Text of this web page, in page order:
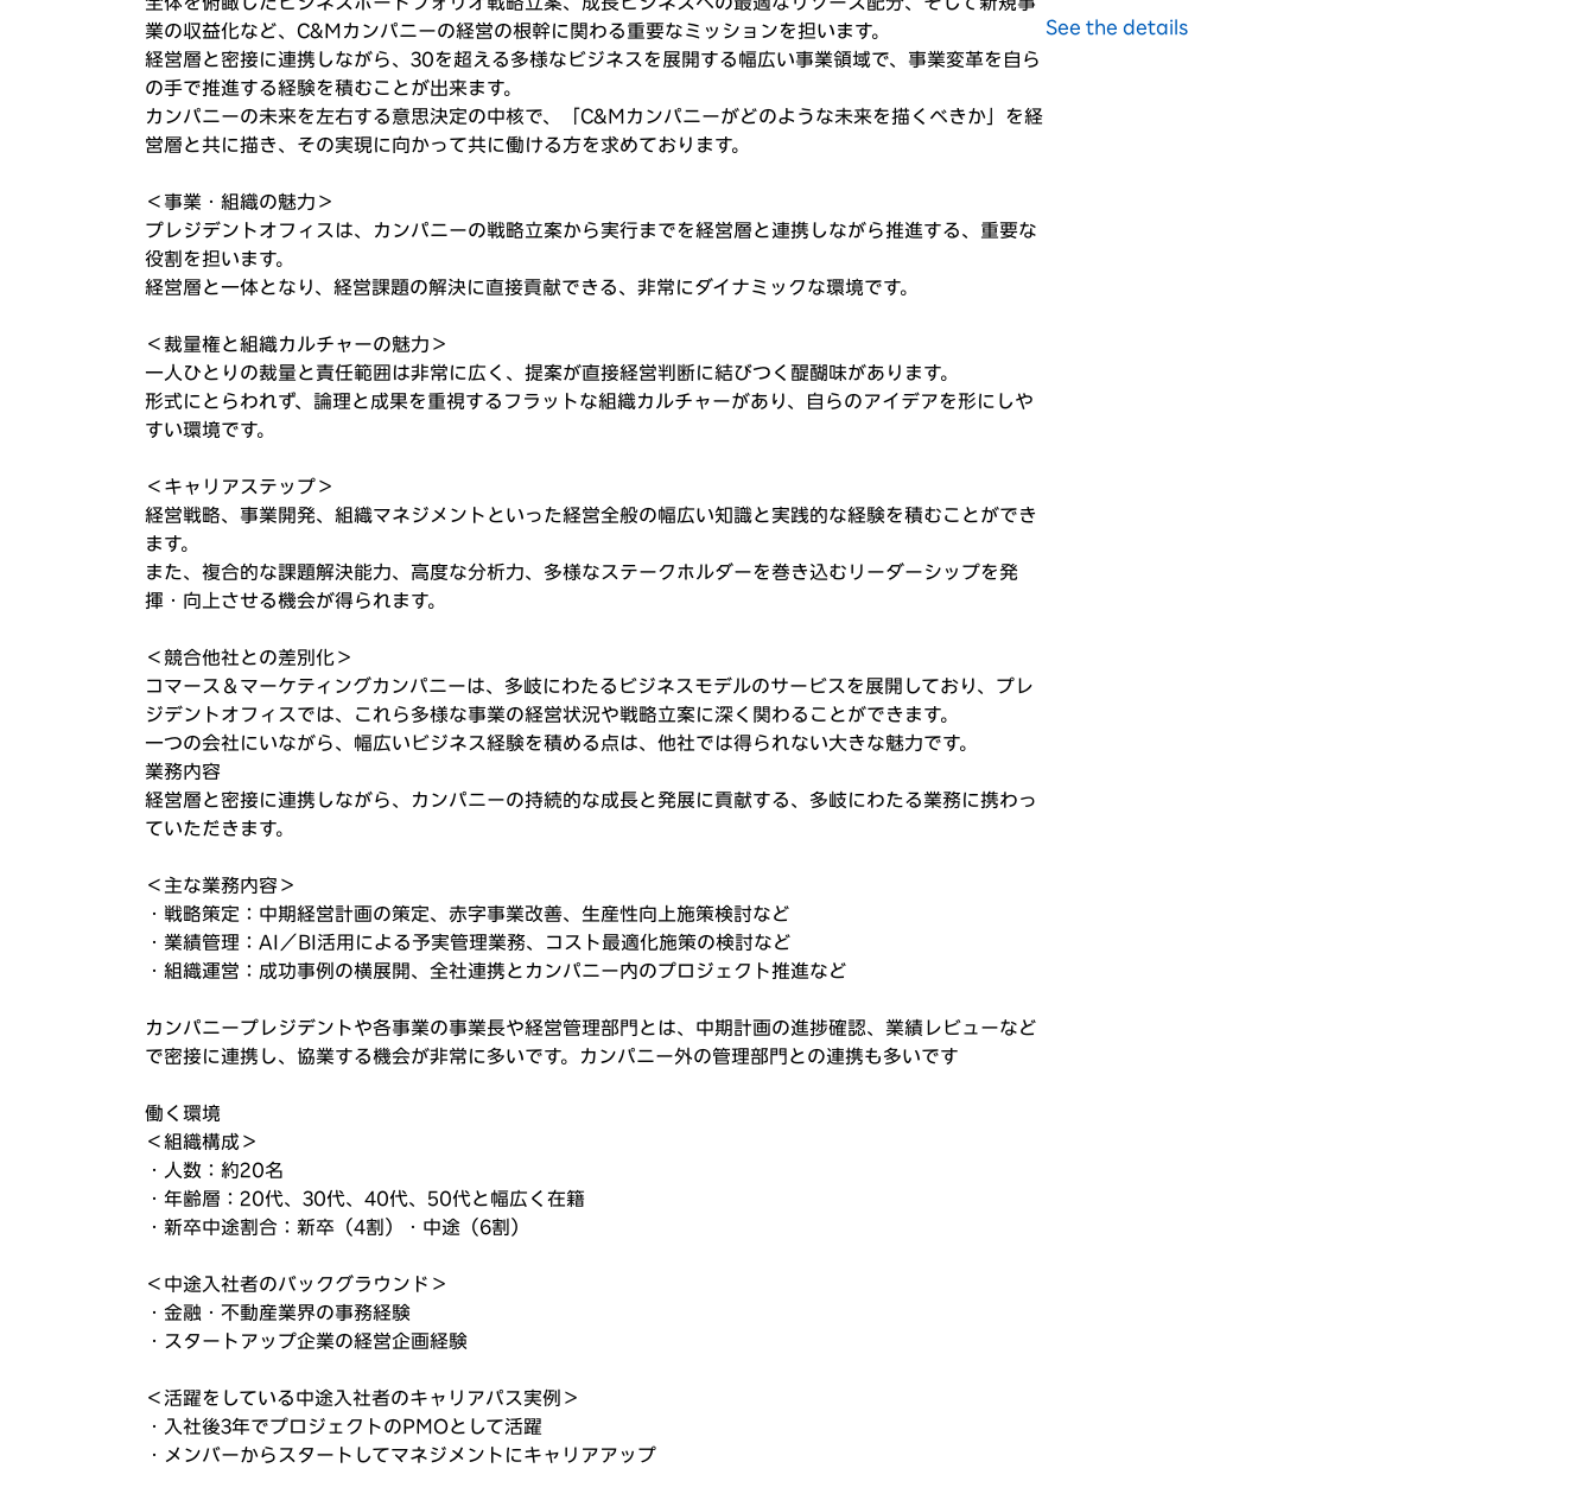
業の収益化など、C&Mカンパニーの経営の根幹に関わる重要なミッションを担います。
経営層と密接に連携しながら、30を超える多様なビジネスを展開する幅広い事業領域で、事業変革を自ら
の手で推進する経験を積むことが出来ます。
カンパニーの未来を左右する意思決定の中核で、「C&Mカンパニーがどのような未来を描くべきか」を経
営層と共に描き、その実現に向かって共に働ける方を求めております。
＜事業・組織の魅力＞
プレジデントオフィスは、カンパニーの戦略立案から実行までを経営層と連携しながら推進する、重要な
役割を担います。
経営層と一体となり、経営課題の解決に直接貢献できる、非常にダイナミックな環境です。
＜裁量権と組織カルチャーの魅力＞
一人ひとりの裁量と責任範囲は非常に広く、提案が直接経営判断に結びつく醍醐味があります。
形式にとらわれず、論理と成果を重視するフラットな組織カルチャーがあり、自らのアイデアを形にしや
すい環境です。
＜キャリアステップ＞
経営戦略、事業開発、組織マネジメントといった経営全般の幅広い知識と実践的な経験を積むことができ
ます。
また、複合的な課題解決能力、高度な分析力、多様なステークホルダーを巻き込むリーダーシップを発
揮・向上させる機会が得られます。
＜競合他社との差別化＞
コマース＆マーケティングカンパニーは、多岐にわたるビジネスモデルのサービスを展開しており、プレ
ジデントオフィスでは、これら多様な事業の経営状況や戦略立案に深く関わることができます。
一つの会社にいながら、幅広いビジネス経験を積める点は、他社では得られない大きな魅力です。
業務内容
経営層と密接に連携しながら、カンパニーの持続的な成長と発展に貢献する、多岐にわたる業務に携わっ
ていただきます。
＜主な業務内容＞
・戦略策定：中期経営計画の策定、赤字事業改善、生産性向上施策検討など
・業績管理：AI／BI活用による予実管理業務、コスト最適化施策の検討など
・組織運営：成功事例の横展開、全社連携とカンパニー内のプロジェクト推進など
カンパニープレジデントや各事業の事業長や経営管理部門とは、中期計画の進捗確認、業績レビューなど
で密接に連携し、協業する機会が非常に多いです。カンパニー外の管理部門との連携も多いです
働く環境
＜組織構成＞
・人数：約20名
・年齢層：20代、30代、40代、50代と幅広く在籍
・新卒中途割合：新卒（4割）・中途（6割）
＜中途入社者のバックグラウンド＞
・金融・不動産業界の事務経験
・スタートアップ企業の経営企画経験
＜活躍をしている中途入社者のキャリアパス実例＞
・入社後3年でプロジェクトのPMOとして活躍
・メンバーからスタートしてマネジメントにキャリアアップ
See the details